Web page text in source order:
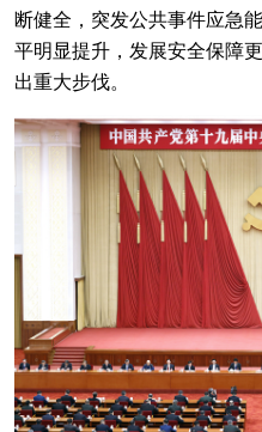
断健全，突发公共事件应急
平明显提升，发展安全保障
出重大步伐。